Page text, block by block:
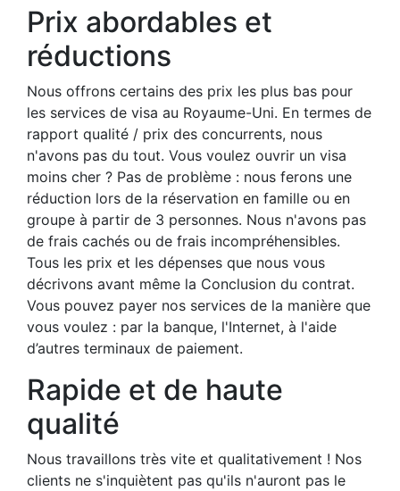
Prix abordables et
réductions
Nous offrons certains des prix les plus bas pour
les services de visa au Royaume-Uni. En termes de
rapport qualité / prix des concurrents, nous
n'avons pas du tout. Vous voulez ouvrir un visa
moins cher ? Pas de problème : nous ferons une
réduction lors de la réservation en famille ou en
groupe à partir de 3 personnes. Nous n'avons pas
de frais cachés ou de frais incompréhensibles.
Tous les prix et les dépenses que nous vous
décrivons avant même la Conclusion du contrat.
Vous pouvez payer nos services de la manière que
vous voulez : par la banque, l'Internet, à l'aide
d’autres terminaux de paiement.
Rapide et de haute
qualité
Nous travaillons très vite et qualitativement ! Nos
clients ne s'inquiètent pas qu'ils n'auront pas le